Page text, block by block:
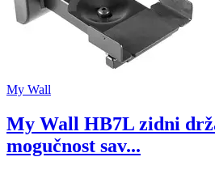
My Wall
My Wall HB7L zidni
mogučnost sav...